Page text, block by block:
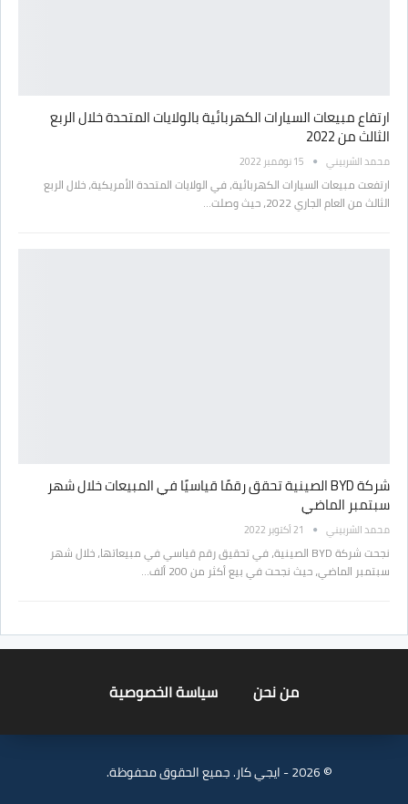
ارتفاع مبيعات السيارات الكهربائية بالولايات المتحدة خلال الربع
الثالث من 2022
محمد الشربيني 15 نوفمبر 2022
ارتفعت مبيعات السيارات الكهربائية، في الولايات المتحدة الأمريكية، خلال الربع
الثالث من العام الجاري 2022، حيث وصلت…
شركة BYD الصينية تحقق رقمًا قياسيًا في المبيعات خلال شهر
سبتمبر الماضي
محمد الشربيني 21 أكتوبر 2022
نجحت شركة BYD الصينية، في تحقيق رقم قياسي في مبيعاتها، خلال شهر
سبتمبر الماضي، حيث نجحت في بيع أكثر من 200 ألف…
من نحن سياسة الخصوصية
© 2026 - ايجي كار. جميع الحقوق محفوظة.